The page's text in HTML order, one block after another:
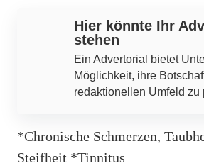
Hier könnte Ihr
stehen
Ein Advertorial bietet
Möglichkeit, ihre
redaktionellen Umfeld zu
*Chronische Schmerzen,
Steifheit *Tinnitus